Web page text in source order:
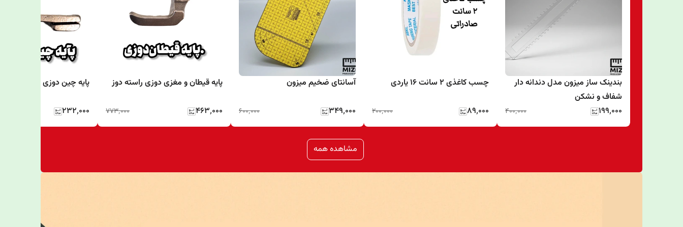
بندینک ساز میزون مدل دندانه دار
شفاف و نشکن
۱۹۹٬۰۰۰
۴۰۰٬۰۰۰
چسب کاغذی ۲ سانت ۱۶ یاردی
۸۹٬۰۰۰ ۲۰۰٬۰۰۰
آسانتای ضخیم میزون
۳۴۹٬۰۰۰ ۶۰۰٬۰۰۰
پایه قیطان و مغزی دوزی راسته دوز
۴۶۳٬۰۰۰ ۷۷۳٬۰۰۰
پایه چین دوزی p5
۲۳۲٬۰۰۰
مشاهده همه